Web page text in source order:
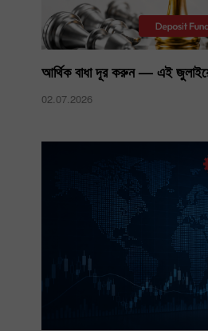
আর্থিক বাধা দূর করুন — এই
02.07.2026